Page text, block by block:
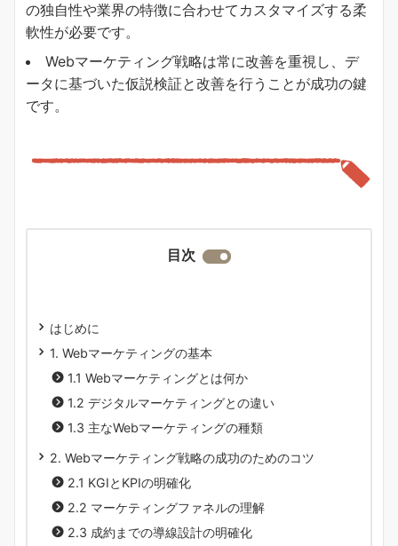
の独自性や業界の特徴に合わせてカスタマイズする柔
軟性が必要です。
Webマーケティング戦略は常に改善を重視し、デ
ータに基づいた仮説検証と改善を行うことが成功の鍵
です。
目次
はじめに
1. Webマーケティングの基本
1.1 Webマーケティングとは何か
1.2 デジタルマーケティングとの違い
1.3 主なWebマーケティングの種類
2. Webマーケティング戦略の成功のためのコツ
2.1 KGIとKPIの明確化
2.2 マーケティングファネルの理解
2.3 成約までの導線設計の明確化